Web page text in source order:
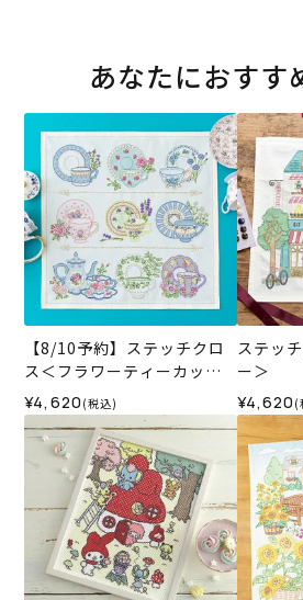
あなたにおすす
【8/10予約】ステッチクロ
ス＜フラワーティーカップ
＞
¥4,620 (税込)
ステッ
ー＞
¥4,620 (